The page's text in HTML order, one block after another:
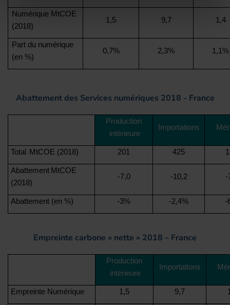
Numérique MtCOE
(2018)
1,5 9,7 1,4
Part du numérique
(en %)
0,7% 2,3% 1,1%
Abattement des Services numériques 2018 - France
Production
intérieure
Importations
Total MtCOE (2018) 201 425
Abattement MtCOE
(2018)
-7,0 -10,2 -
Abattement(en %) -3% -2,4% -
Empreinte carbone « nette » 2018 – France
Production
intérieure
Importations
Empreinte Numérique 1,5 9,7